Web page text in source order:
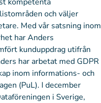
och väljer
Med vår satsning inom
har Anders
kunduppdrag utifrån
har arbetat med GDPR
inom informations- och
(PuL). I december
i Sverige,